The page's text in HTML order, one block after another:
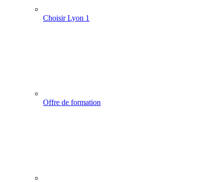
Choisir Lyon 1
Offre de formation